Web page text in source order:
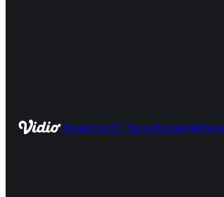
HomeLiveTV ShowSportsKids